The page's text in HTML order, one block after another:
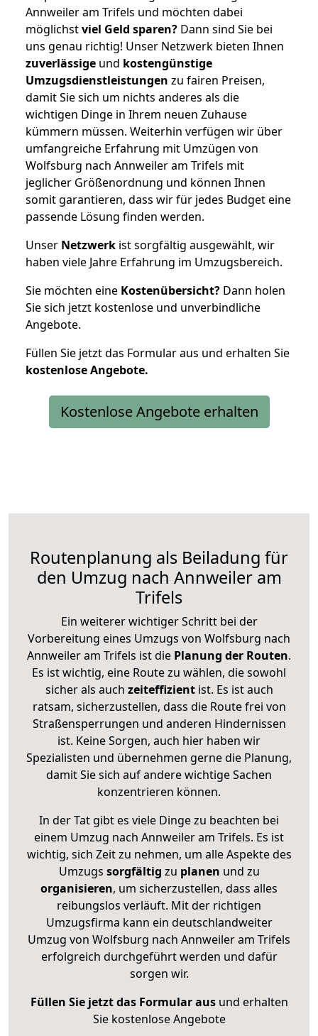
Annweiler am Trifels und möchten dabei
möglichstviel Geld sparen? Dann sind Sie bei
uns genau richtig! Unser Netzwerk bieten Ihnen
zuverlässige und kostengünstige
Umzugsdienstleistungen zu fairen Preisen,
damit Sie sich um nichts anderes als die
wichtigen Dinge in Ihrem neuen Zuhause
kümmern müssen. Weiterhin verfügen wir über
umfangreiche Erfahrung mit Umzügen von
Wolfsburg nach Annweiler am Trifels mit
jeglicher Größenordnung und können Ihnen
somit garantieren, dass wir für jedes Budget eine
passende Lösung finden werden.
Unser Netzwerk ist sorgfältig ausgewählt, wir
haben viele Jahre Erfahrung im Umzugsbereich.
Sie möchten eine Kostenübersicht? Dann holen
Sie sich jetzt kostenlose und unverbindliche
Angebote.
Füllen Sie jetzt das Formular aus und erhalten Sie
kostenloseAngebote.
Kostenlose Angebote erhalten
Routenplanung als Beiladung für
den Umzug nach Annweiler am
Trifels
Ein weiterer wichtiger Schritt bei der
Vorbereitung eines Umzugs von Wolfsburg nach
Annweiler am Trifels ist die Planung der Routen.
Es ist wichtig, eine Route zu wählen, die sowohl
sicher als auch zeiteffizientist. Es ist auch
ratsam, sicherzustellen, dass die Route frei von
Straßensperrungen und anderen Hindernissen
ist. Keine Sorgen, auch hier haben wir
Spezialisten und übernehmen gerne die Planung,
damit Sie sich auf andere wichtige Sachen
konzentrieren können.
In der Tat gibt es viele Dinge zu beachten bei
einem Umzug nach Annweiler am Trifels. Es ist
wichtig, sich Zeit zu nehmen, um alle Aspekte des
Umzugs sorgfältig zu planen und zu
organisieren, um sicherzustellen, dass alles
reibungslos verläuft. Mit der richtigen
Umzugsfirma kann ein deutschlandweiter
Umzug von Wolfsburg nach Annweiler am Trifels
erfolgreich durchgeführt werden und dafür
sorgen wir.
Füllen Sie jetzt das Formular ausund erhalten
Sie kostenlose Angebote